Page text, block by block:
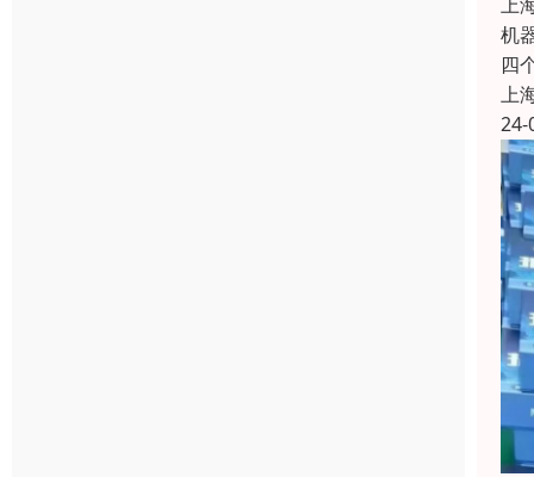
机
四
上
24-